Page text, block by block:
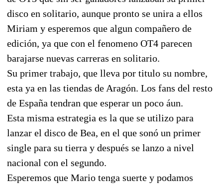
disco en solitario, aunque pronto se unira a ellos
Miriam y esperemos que algun compañero de
edición, ya que con el fenomeno OT4 parecen
barajarse nuevas carreras en solitario.
Su primer trabajo, que lleva por titulo su nombre,
esta ya en las tiendas de Aragón. Los fans del resto
de España tendran que esperar un poco áun.
Esta misma estrategia es la que se utilizo para
lanzar el disco de Bea, en el que sonó un primer
single para su tierra y después se lanzo a nivel
nacional con el segundo.
Esperemos que Mario tenga suerte y podamos